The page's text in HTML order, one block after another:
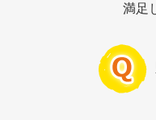
満足